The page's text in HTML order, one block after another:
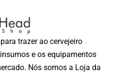
trazer ao cervejeiro
e os equipamentos
Nós somos a Loja da